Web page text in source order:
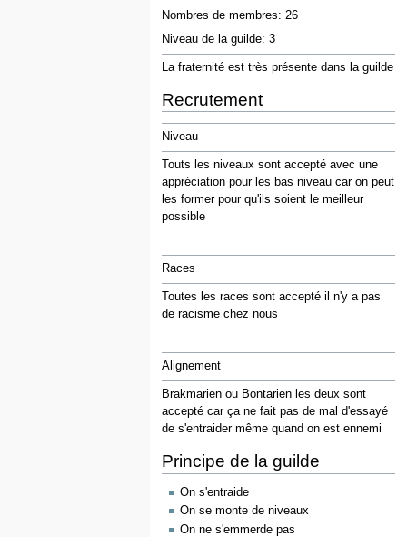
Nombres de membres: 26
Niveau de la guilde: 3
La fraternité est très présente dans la guilde
Recrutement
Niveau
Touts les niveaux sont accepté avec une
appréciation pour les bas niveau car on peut
les former pour qu'ils soient le meilleur
possible
Races
Toutes les races sont accepté il n'y a pas
de racisme chez nous
Alignement
Brakmarien ou Bontarien les deux sont
accepté car ça ne fait pas de mal d'essayé
de s'entraider même quand on est ennemi
Principe de la guilde
On s'entraide
On se monte de niveaux
On ne s'emmerde pas